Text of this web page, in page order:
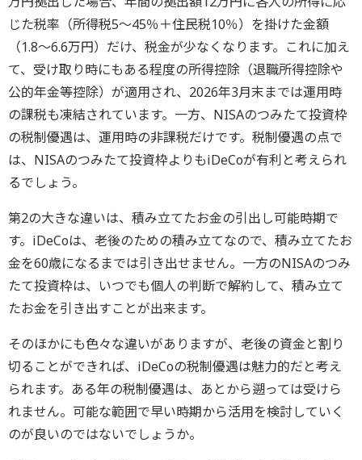
じた税率（所得税5～45％＋住民税10％）を掛けた金額
（1.8～6.6万円）だけ、税金が少なくなります。これに加え
て、受け取り時にもある程度の所得控除（退職所得控除や
公的年金等控除）が適用され、2026年3月末までは運用時
の課税も凍結されています。一方、NISAのつみたて投資枠
の税制優遇は、運用時の非課税だけです。税制優遇の点で
は、NISAのつみたて投資枠よりもiDeCoが有利と考えられ
るでしょう。
第2の大きな違いは、積み立てたお金の引出し可能時期で
す。iDeCoは、老後のための積み立てなので、積み立てたお
金を60歳になるまでは引き出せません。一方のNISAのつみ
たて投資枠は、いつでも個人の判断で解約して、積み立て
たお金を引き出すことが出来ます。
そのほかにも色々な違いがありますが、老後の資金と割り
切ることができれば、iDeCoの税制優遇は魅力的だと考え
られます。ある年の税制優遇は、あとから遡っては受けら
れません。可能な範囲で早い時期から活用を検討していく
のが良いのではないでしょうか。